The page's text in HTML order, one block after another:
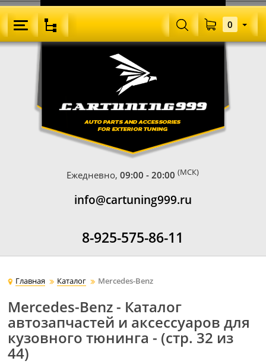
Ежедневно,09:00 - 20:00 (МСК)
info@cartuning999.ru
8-925-575-86-11
0
Главная Каталог Mercedes-Benz
Mercedes-Benz - Каталог
автозапчастей и аксессуаров для
кузовного тюнинга - (стр. 32 из
44)